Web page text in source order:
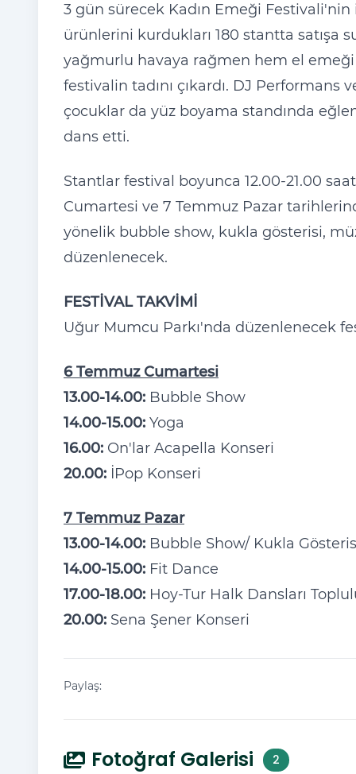
3 gün sürecek Kadın Emeği
ürünlerini kurdukları 180 stantta satışa
yağmurlu havaya rağmen hem el
festivalin tadını çıkardı. DJ
çocuklar da yüz boyama standında
dans etti.
Stantlar festival boyunca 12.00-21.00
Cumartesi ve 7 Temmuz Pazar
yönelik bubble show, kukla gösterisi,
düzenlenecek.
FESTİVAL TAKVİMİ
Uğur Mumcu Parkı'nda düzenlenecek
6 Temmuz Cumartesi
13.00-14.00: Bubble Show
14.00-15.00: Yoga
16.00: On'lar Acapella Konseri
20.00: İPop Konseri
7 Temmuz Pazar
13.00-14.00: Bubble Show/ Kukla
14.00-15.00: Fit Dance
17.00-18.00: Hoy-Tur Halk Dansları
20.00: Sena Şener Konseri
Paylaş:
Fotoğraf Galerisi 2